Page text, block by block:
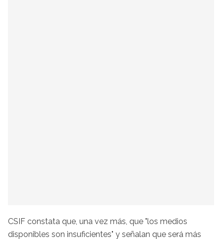
CSIF constata que, una vez más, que "los medios
disponibles son insuficientes" y señalan que será más